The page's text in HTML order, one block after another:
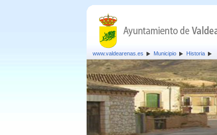
www.valdearenas.es Municipio Historia